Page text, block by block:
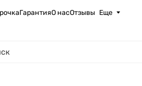
ГарантияО насОтзывы Еще